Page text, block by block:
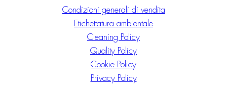
Condizioni generali di vendita
Etichettatura ambientale
Cleaning Policy
Quality Policy
Cookie Policy
Privacy Policy